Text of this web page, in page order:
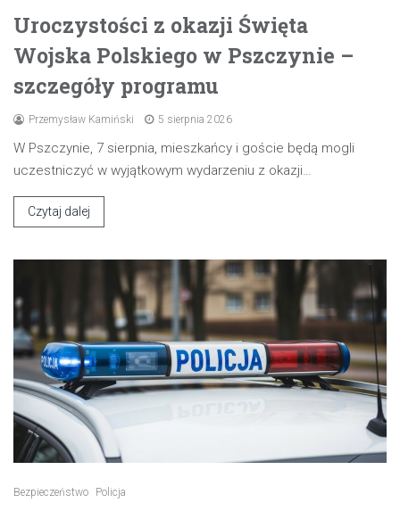
Uroczystości z okazji Święta
Wojska Polskiego w Pszczynie –
szczegóły programu
Przemysław Kamiński 5 sierpnia 2026
W Pszczynie, 7 sierpnia, mieszkańcy i goście będą mogli
uczestniczyć w wyjątkowym wydarzeniu z okazji…
Czytaj dalej
Bezpieczeństwo Policja